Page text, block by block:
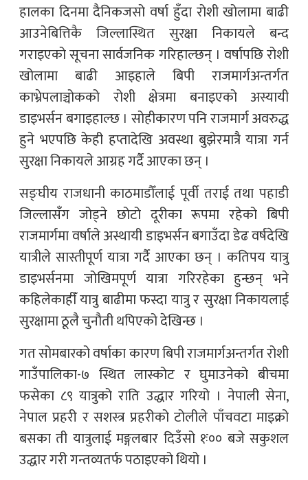
हालका दिनमा दैनिकजसो वर्षा हुँदा रोशी खोलामा बाढी
आउनेबित्तिकै जिल्लास्थित सुरक्षा निकायले बन्द
गराइएको सूचना सार्वजनिक गरिहाल्छन् । वर्षापछि रोशी
खोलामा बाढी आइहाले बिपी राजमार्गअन्तर्गत
काभ्रेपलाञ्चोकको रोशी क्षेत्रमा बनाइएको अस्यायी
डाइभर्सन बगाइहाल्छ । सोहीकारण पनि राजमार्ग अवरुद्ध
हुने भएपछि केही हप्तादेखि अवस्था बुझेरमात्रै यात्रा गर्न
सुरक्षा निकायले आग्रह गर्दै आएका छन् ।
सङ्घीय राजधानी काठमाडौँलाई पूर्वी तराई तथा पहाडी
जिल्लासँग जोड्ने छोटो दूरीका रूपमा रहेको बिपी
राजमार्गमा वर्षाले अस्थायी डाइभर्सन बगाउँदा डेढ वर्षदेखि
यात्रीले सास्तीपूर्ण यात्रा गर्दै आएका छन् । कतिपय यात्रु
डाइभर्सनमा जोखिमपूर्ण यात्रा गरिरहेका हुन्छन् भने
कहिलेकाहीँ यात्रु बाढीमा फस्दा यात्रु र सुरक्षा निकायलाई
सुरक्षामा ठूलै चुनौती थपिएको देखिन्छ ।
गत सोमबारको वर्षाका कारण बिपी राजमार्गअन्तर्गत रोशी
गाउँपालिका-७ स्थित लास्कोट र घुमाउनेको बीचमा
फसेका ८९ यात्रुको राति उद्धार गरियो । नेपाली सेना,
नेपाल प्रहरी र सशस्त्र प्रहरीको टोलीले पाँचवटा माइक्रो
बसका ती यात्रुलाई मङ्गलबार दिउँसो १ः०० बजे सकुशल
उद्धार गरी गन्तव्यतर्फ पठाइएको थियो ।